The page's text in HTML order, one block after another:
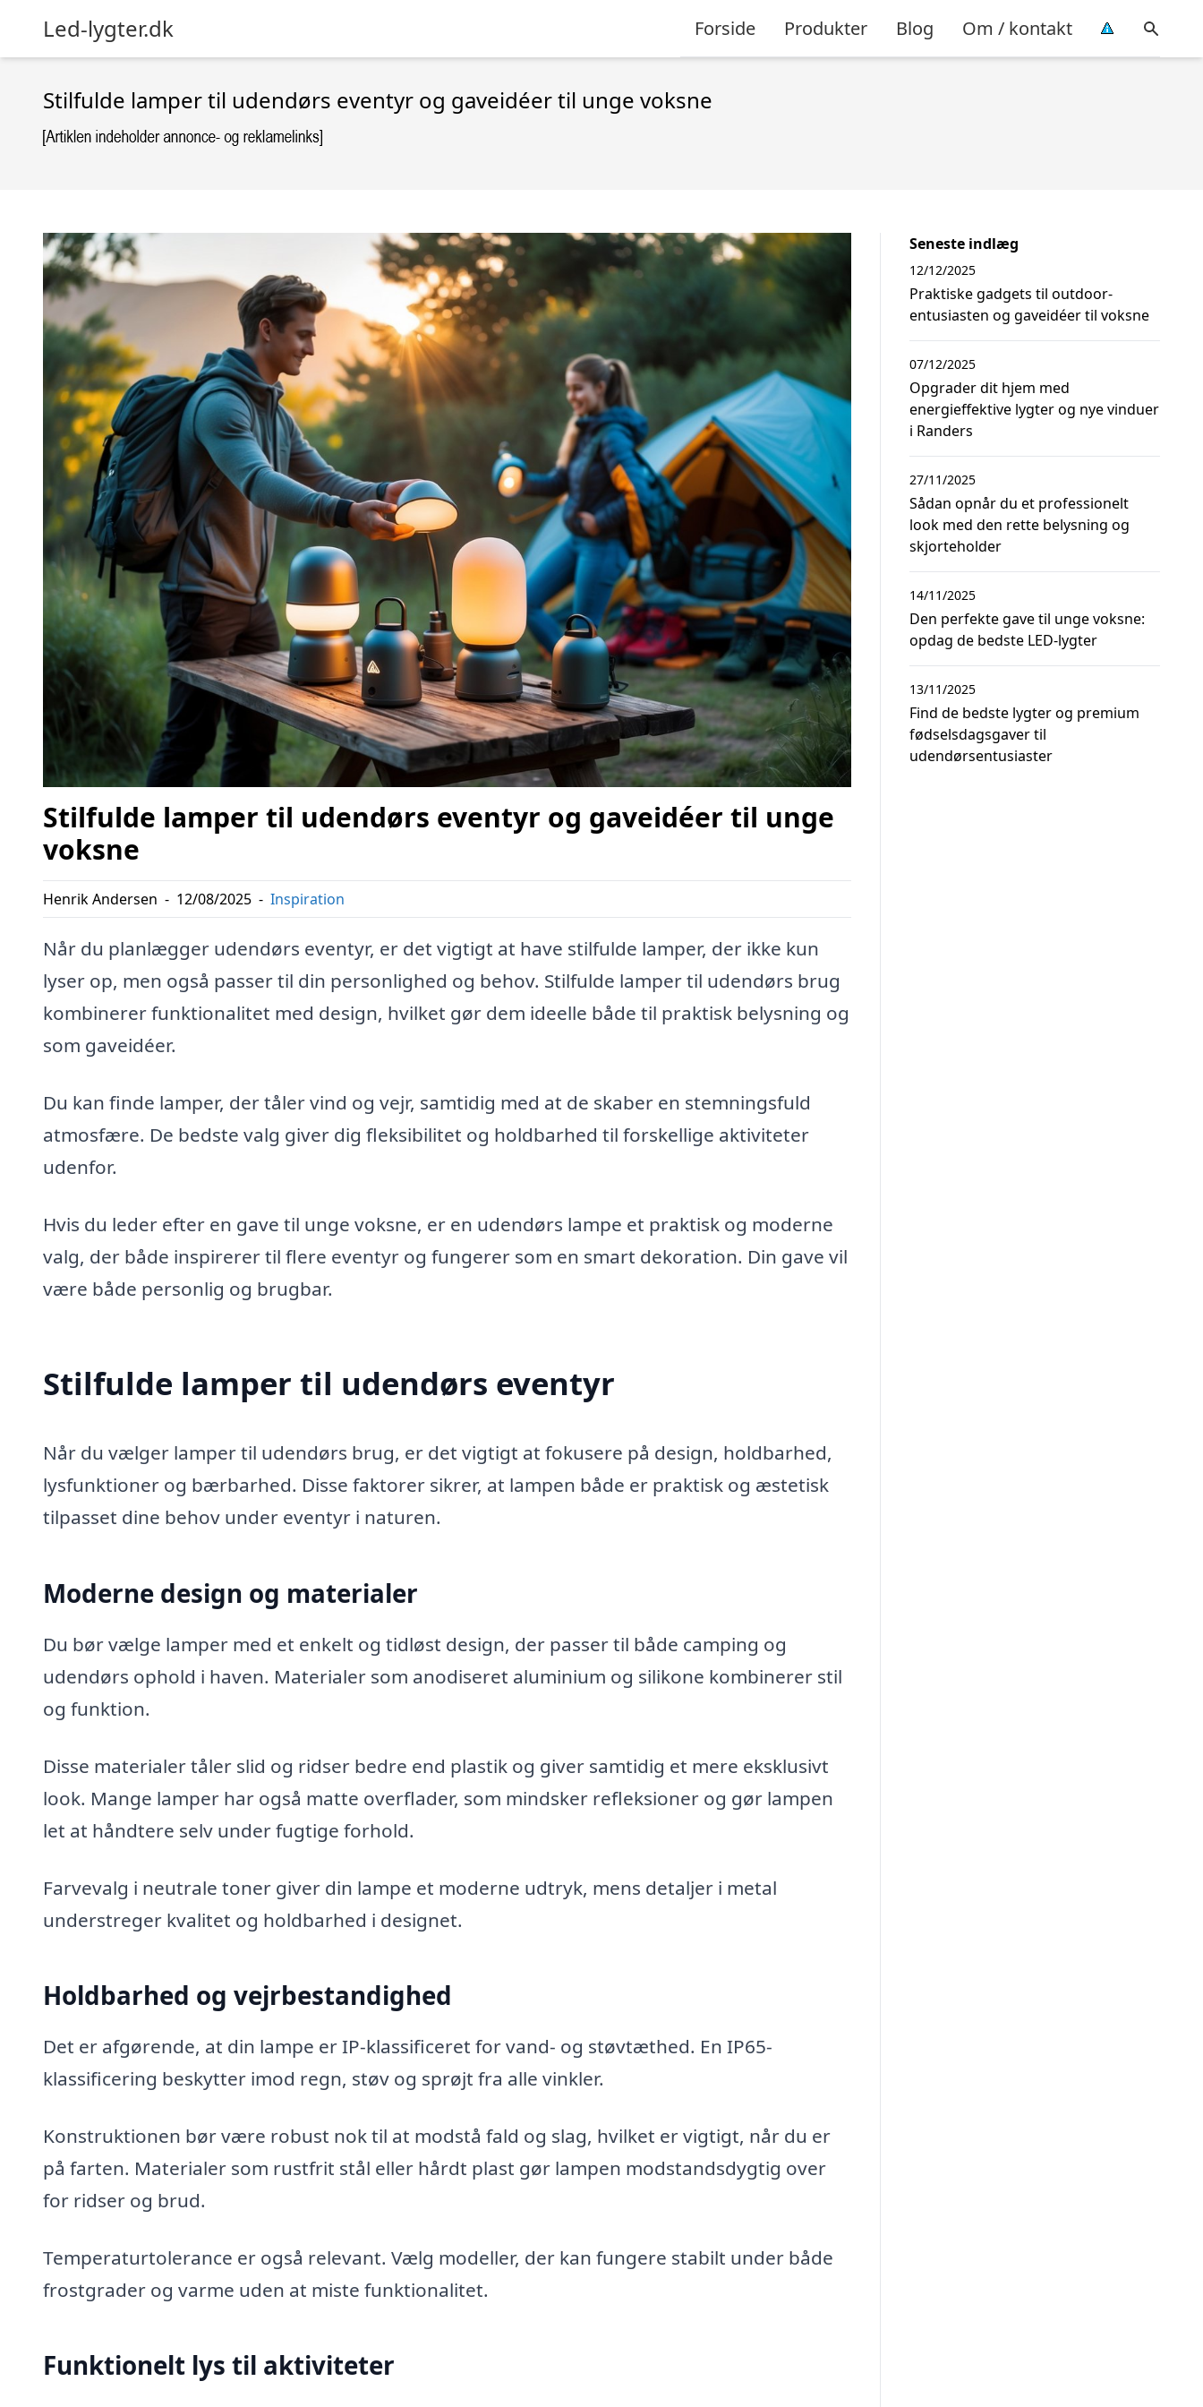
Led-lygter.dk Forside Produkter Blog Om / kontakt
Stilfulde lamper til udendørs eventyr og gaveidéer til unge voksne
Stilfulde lamper til udendørs eventyr og gaveidéer til unge
voksne
Henrik Andersen - 12/08/2025 - Inspiration
Når du planlægger udendørs eventyr, er det vigtigt at have stilfulde lamper, der ikke kun
lyser op, men også passer til din personlighed og behov. Stilfulde lamper til udendørs brug
kombinerer funktionalitet med design, hvilket gør dem ideelle både til praktisk belysning og
som gaveidéer.
Du kan finde lamper, der tåler vind og vejr, samtidig med at de skaber en stemningsfuld
atmosfære. De bedste valg giver dig fleksibilitet og holdbarhed til forskellige aktiviteter
udenfor.
Hvis du leder efter en gave til unge voksne, er en udendørs lampe et praktisk og moderne
valg, der både inspirerer til flere eventyr og fungerer som en smart dekoration. Din gave vil
være både personlig og brugbar.
Stilfulde lamper til udendørs eventyr
Når du vælger lamper til udendørs brug, er det vigtigt at fokusere på design, holdbarhed,
lysfunktioner og bærbarhed. Disse faktorer sikrer, at lampen både er praktisk og æstetisk
tilpasset dine behov under eventyr i naturen.
Moderne design og materialer
Du bør vælge lamper med et enkelt og tidløst design, der passer til både camping og
udendørs ophold i haven. Materialer som anodiseret aluminium og silikone kombinerer stil
og funktion.
Disse materialer tåler slid og ridser bedre end plastik og giver samtidig et mere eksklusivt
look. Mange lamper har også matte overflader, som mindsker refleksioner og gør lampen
let at håndtere selv under fugtige forhold.
Farvevalg i neutrale toner giver din lampe et moderne udtryk, mens detaljer i metal
understreger kvalitet og holdbarhed i designet.
Holdbarhed og vejrbestandighed
Det er afgørende, at din lampe er IP-klassificeret for vand- og støvtæthed. En IP65-
klassificering beskytter imod regn, støv og sprøjt fra alle vinkler.
Konstruktionen bør være robust nok til at modstå fald og slag, hvilket er vigtigt, når du er
på farten. Materialer som rustfrit stål eller hårdt plast gør lampen modstandsdygtig over
for ridser og brud.
Temperaturtolerance er også relevant. Vælg modeller, der kan fungere stabilt under både
frostgrader og varme uden at miste funktionalitet.
Funktionelt lys til aktiviteter
Seneste indlæg
Praktiske gadgets til outdoor-
entusiasten og gaveidéer til voksne
12/12/2025
Opgrader dit hjem med
energieffektive lygter og nye vinduer
i Randers
07/12/2025
Sådan opnår du et professionelt
look med den rette belysning og
skjorteholder
27/11/2025
Den perfekte gave til unge voksne:
opdag de bedste LED-lygter
14/11/2025
Find de bedste lygter og premium
fødselsdagsgaver til
udendørsentusiaster
13/11/2025